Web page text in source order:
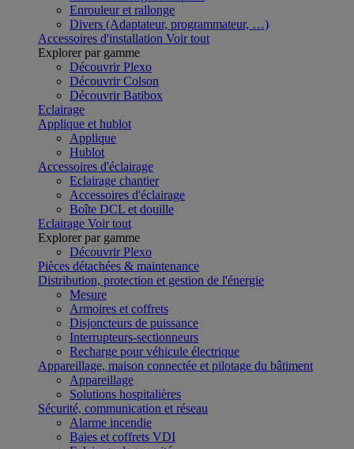
Enrouleur et rallonge
Divers (Adaptateur, programmateur, …)
Accessoires d'installation Voir tout
Explorer par gamme
Découvrir Plexo
Découvrir Colson
Découvrir Batibox
Eclairage
Applique et hublot
Applique
Hublot
Accessoires d'éclairage
Eclairage chantier
Accessoires d'éclairage
Boîte DCL et douille
Eclairage Voir tout
Explorer par gamme
Découvrir Plexo
Pièces détachées & maintenance
Distribution, protection et gestion de l'énergie
Mesure
Armoires et coffrets
Disjoncteurs de puissance
Interrupteurs-sectionneurs
Recharge pour véhicule électrique
Appareillage, maison connectée et pilotage du bâtiment
Appareillage
Solutions hospitalières
Sécurité, communication et réseau
Alarme incendie
Baies et coffrets VDI